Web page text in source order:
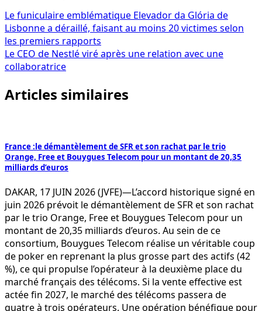
Navigation
de
l’article
Le funiculaire emblématique Elevador da Glória de
Lisbonne a déraillé, faisant au moins 20 victimes selon
les premiers rapports
Le CEO de Nestlé viré après une relation avec une
collaboratrice
Articles similaires
France :le démantèlement de SFR et son rachat par le trio
Orange, Free et Bouygues Telecom pour un montant de 20,35
milliards d’euros
DAKAR, 17 JUIN 2026 (JVFE)—L’accord historique signé en
juin 2026 prévoit le démantèlement de SFR et son rachat
par le trio Orange, Free et Bouygues Telecom pour un
montant de 20,35 milliards d’euros. Au sein de ce
consortium, Bouygues Telecom réalise un véritable coup
de poker en reprenant la plus grosse part des actifs (42
%), ce qui propulse l’opérateur à la deuxième place du
marché français des télécoms. Si la vente effective est
actée fin 2027, le marché des télécoms passera de
quatre à trois opérateurs. Une opération bénéfique pour